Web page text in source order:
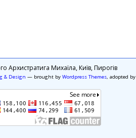
Архистратига Михаїла, Київ, Пирогів
& Design — brought by Wordpress Themes, adopted by